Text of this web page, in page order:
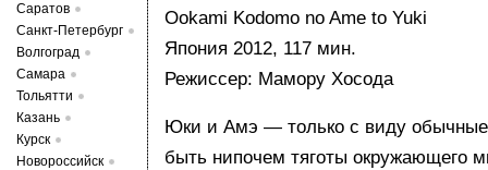
Саратов
Санкт-Петербург
Волгоград
Самара
Тольятти
Казань
Курск
Новороссийск
Ookami Kodomo no Ame to Yuki
Япония 2012, 117 мин.
Режиссер: Мамору Хосода
Юки и Амэ — только с виду
быть нипочем тяготы окружающего